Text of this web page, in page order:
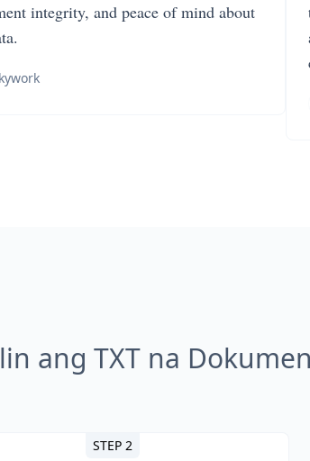
integrity, and peace of mind about
ang TXT na
STEP 2